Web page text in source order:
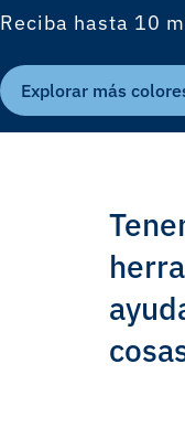
Reciba hasta 10
Explorar más